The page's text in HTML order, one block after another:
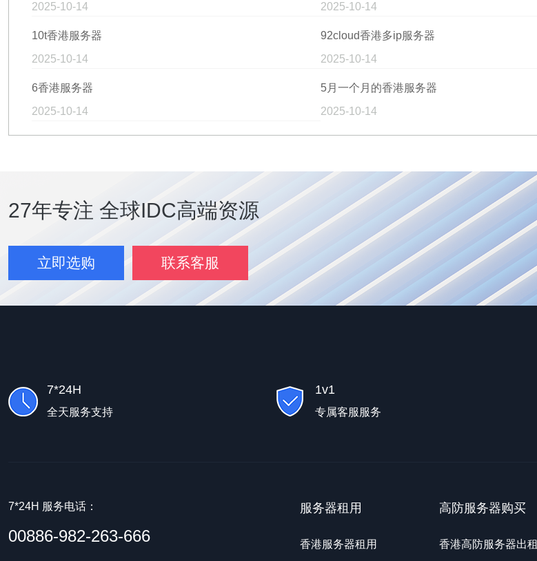
2025-10-14
2025-10-14
10t香港服务器
2025-10-14
92cloud香港多ip服务器
2025-10-14
6香港服务器
2025-10-14
5月一个月的香港服务器
2025-10-14
27年专注 全球IDC高端资源
立即选购 联系客服
7*24H
全天服务支持
1v1
专属客服服务
7*24H 服务电话：
00886-982-263-666
服务器租用
香港服务器租用
高防服务器购买
香港高防服务器出租